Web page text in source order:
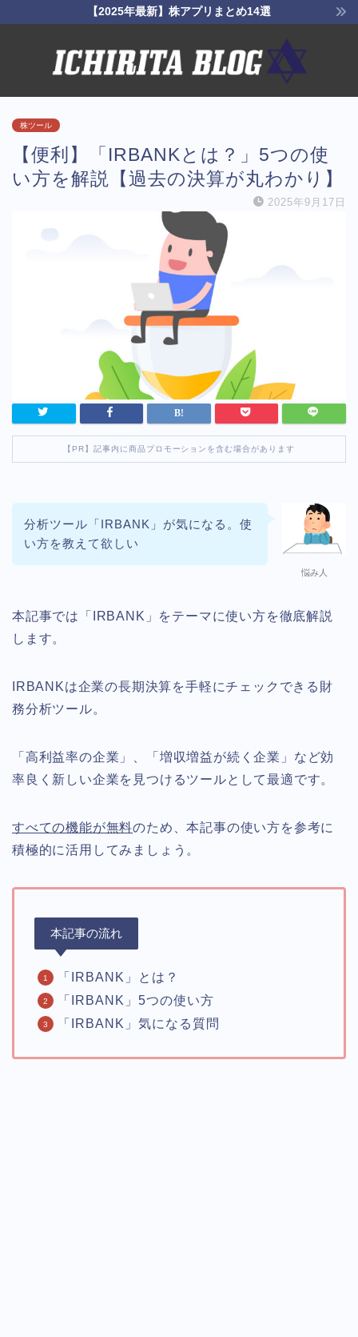
【2025年最新】株アプリまとめ14選
株ツール
【便利】「IRBANKとは？」5つの使
い方を解説【過去の決算が丸わかり】
2025年9月17日
【PR】記事内に商品プロモーションを含む場合があります
悩み人
分析ツール「IRBANK」が気になる。使
い方を教えて欲しい
本記事では「IRBANK」をテーマに使い方を徹底解説
します。
IRBANKは企業の長期決算を手軽にチェックできる財
務分析ツール。
「高利益率の企業」、「増収増益が続く企業」など効
率良く新しい企業を見つけるツールとして最適です。
すべての機能が無料のため、本記事の使い方を参考に
積極的に活用してみましょう。
本記事の流れ
「IRBANK」とは？
「IRBANK」5つの使い方
「IRBANK」気になる質問